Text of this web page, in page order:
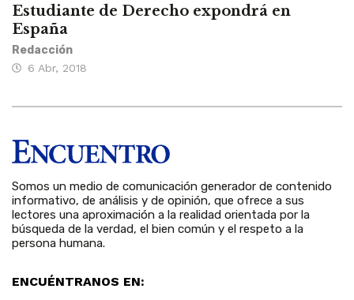
Estudiante de Derecho expondrá en
España
Redacción
6 Abr, 2018
Somos un medio de comunicación generador de contenido
informativo, de análisis y de opinión, que ofrece a sus
lectores una aproximación a la realidad orientada por la
búsqueda de la verdad, el bien común y el respeto a la
persona humana.
ENCUÉNTRANOS EN: